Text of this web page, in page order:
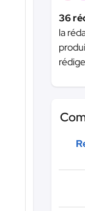
36
la